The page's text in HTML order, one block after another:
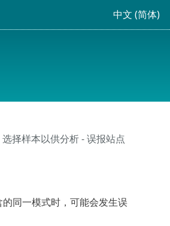
中文 (简体)
择样本以供分析 - 误报站点
同一模式时，可能会发生误